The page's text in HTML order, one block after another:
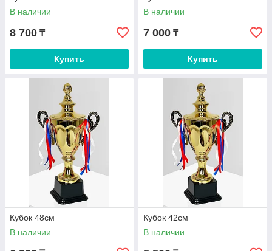
В наличии
8 700 ₸
Купить
В наличии
7 000 ₸
Купить
Кубок 48см
В наличии
Кубок 42см
В наличии